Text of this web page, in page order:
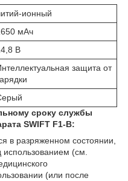
ионный
мАч
В
защита от
сроку службы
SWIFT F1-B:
в разряженном состоянии,
использованием (см.
(или после